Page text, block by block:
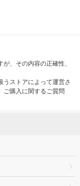
、その内容の正確性、
うストアによって運営さ
ご購入に関するご質問